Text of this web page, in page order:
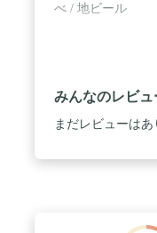
べ / 地ビール
みんなのレビュ
まだレビューはあ